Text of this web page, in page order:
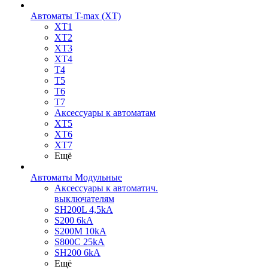
Автоматы T-max (XT)
XT1
XT2
XT3
XT4
T4
T5
T6
T7
Аксессуары к автоматам
XT5
XT6
XT7
Ещё
Автоматы Модульные
Аксессуары к автоматич.
выключателям
SH200L 4,5kA
S200 6kA
S200M 10kA
S800C 25kA
SH200 6kA
Ещё